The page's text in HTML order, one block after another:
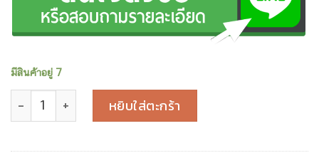
มีสินค้าอยู่ 7
จำนวน DeraMax 03UT-90 X Flex ของใหม่ Brand New ชิ้น
หยิบใส่ตะกร้า